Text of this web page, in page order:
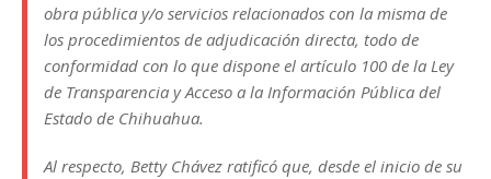
obra pública y/o servicios relacionados con la misma de
los procedimientos de adjudicación directa, todo de
conformidad con lo que dispone el artículo 100 de la Ley
de Transparencia y Acceso a la Información Pública del
Estado de Chihuahua.
Al respecto, Betty Chávez ratificó que, desde el inicio de su